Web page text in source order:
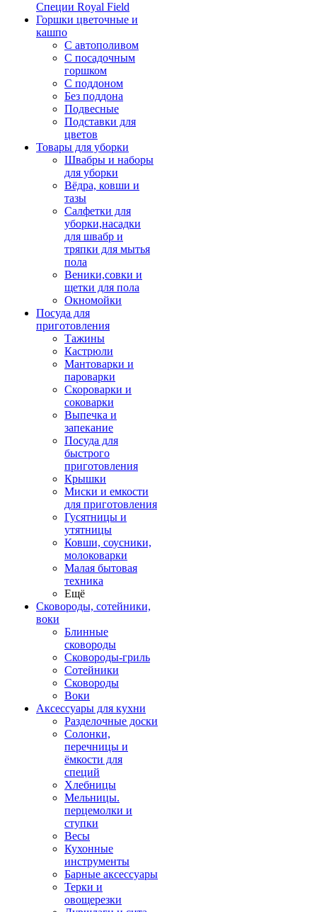
Специи Royal Field
Горшки цветочные и
кашпо
С автополивом
С посадочным
горшком
С поддоном
Без поддона
Подвесные
Подставки для
цветов
Товары для уборки
Швабры и наборы
для уборки
Вёдра, ковши и
тазы
Салфетки для
уборки,насадки
для швабр и
тряпки для мытья
пола
Веники,совки и
щетки для пола
Окномойки
Посуда для
приготовления
Тажины
Кастрюли
Мантоварки и
пароварки
Скороварки и
соковарки
Выпечка и
запекание
Посуда для
быстрого
приготовления
Крышки
Миски и емкости
для приготовления
Гусятницы и
утятницы
Ковши, соусники,
молоковарки
Малая бытовая
техника
Ещё
Сковороды, сотейники,
воки
Блинные
сковороды
Сковороды-гриль
Сотейники
Сковороды
Воки
Аксессуары для кухни
Разделочные доски
Солонки,
перечницы и
ёмкости для
специй
Хлебницы
Мельницы.
перцемолки и
ступки
Весы
Кухонные
инструменты
Барные аксессуары
Терки и
овощерезки